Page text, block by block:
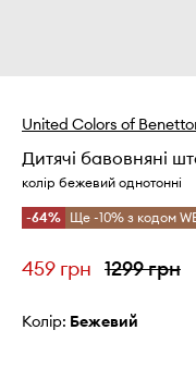
United Colors of
Дитячі бавовняні
колір бежевий однотонні
-64% Ще -10% з кодом
459 грн 1299 грн
Колір: бежевий